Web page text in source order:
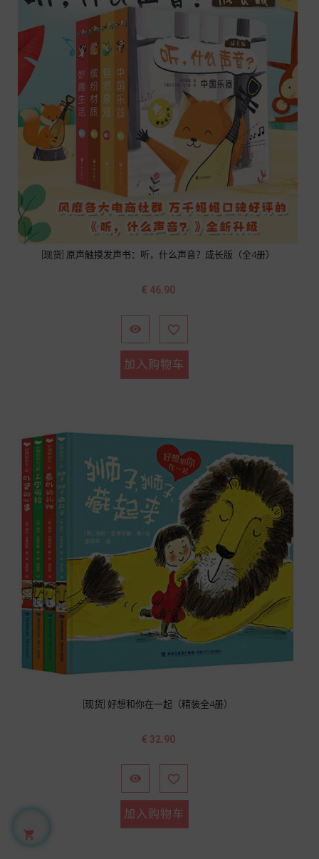
[现货] 原声触摸发声书：听，什么声音？成长版（全4册）
价
€ 46.90
 
加入购物车
[现货] 好想和你在一起（精装全4册）
价
€ 32.90
 
加入购物车
